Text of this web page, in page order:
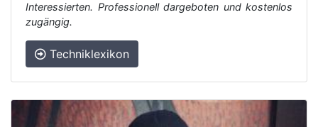
Interessierten. Professionell dargeboten und kostenlos
zugängig.
Techniklexikon